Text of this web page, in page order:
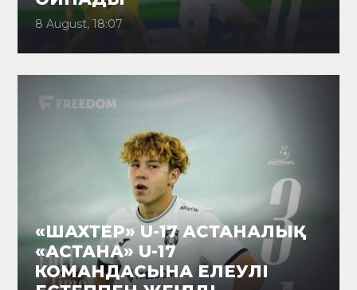
8 August, 18:07
«ШАХТЕР» U-17 АСТАНАЛЫҚ
«АСТАНА» U-17
КОМАНДАСЫНА ЕЛЕУЛІ